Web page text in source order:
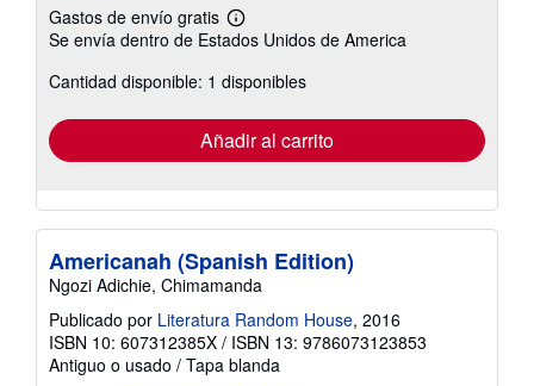
Gastos de envío gratis
Más
información
las
tarifas
envío
Se envía dentro de Estados Unidos de America
Cantidad disponible: 1 disponibles
Añadir al carrito
Americanah (Spanish Edition)
Ngozi Adichie, Chimamanda
Publicado por Literatura Random House, 2016
ISBN 10: 607312385X / ISBN 13: 9786073123853
Antiguo o usado / Tapa blanda